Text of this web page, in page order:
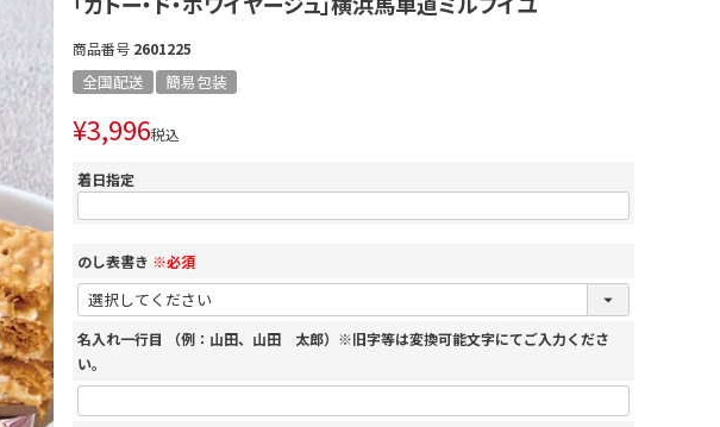
商品番号 2601225
全国配送 簡易包装
¥3,996税込
着日指定
のし表書き ※必須
名入れ一行目 （例：山田、山田 太郎）※旧字等は変換可能文字にてご入力くださ
い。